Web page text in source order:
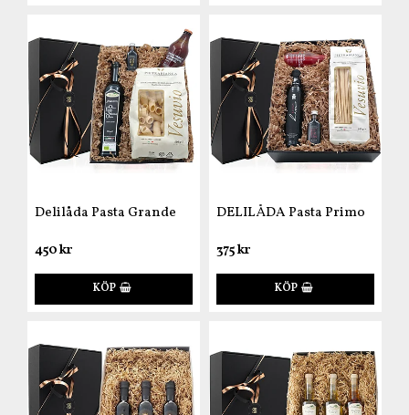
Delilåda Pasta Grande
450 kr
KÖP
DELILÅDA Pasta Primo
375 kr
KÖP